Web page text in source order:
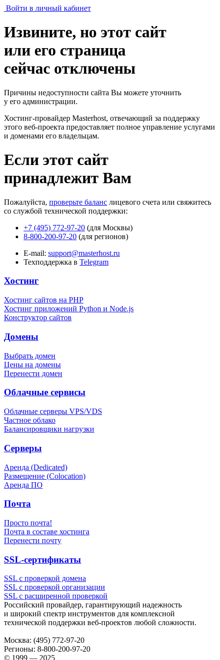
Войти в личный кабинет
Извините, но этот сайт
или его страница
сейчас отключены
Причины недоступности сайта Вы можете уточнить
у его администрации.
Хостинг-провайдер Masterhost, отвечающий за поддержку
этого веб-проекта предоставляет полное управление услугами
и доменами его владельцам.
Если этот сайт
принадлежит Вам
Пожалуйста, проверьте баланс лицевого счета или свяжитесь
со службой технической поддержки:
+7 (495) 772-97-20 (для Москвы)
8-800-200-97-20 (для регионов)
E-mail: support@masterhost.ru
Техподдержка в Telegram
Хостинг
Хостинг сайтов на PHP
Хостинг приложений Python и Node.js
Конструктор сайтов
Домены
Выбрать домен
Цены на домены
Перенести домен
Облачные сервисы
Облачные серверы VPS/VDS
Частное облако
Балансировщики нагрузки
Серверы
Аренда (Dedicated)
Размещение (Colocation)
Аренда ПО
Почта
Просто почта!
Почта в составе хостинга
Перенести почту
SSL-сертификаты
SSL с проверкой домена
SSL с проверкой организации
SSL с расширенной проверкой
Российский провайдер, гарантирующий надежность
и широкий спектр инструментов для комплексной
технической поддержки веб-проектов любой сложности.
Москва: (495) 772-97-20
Регионы: 8-800-200-97-20
© 1999 — 2025